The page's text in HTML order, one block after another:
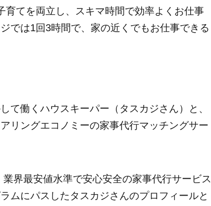
てを両立し、スキマ時間で効率よくお仕事
では1回3時間で、家の近くでもお仕事できる
て働くハウスキーパー（タスカジさん）と、
リングエコノミーの家事代行マッチングサー
界最安値水準で安心安全の家事代行サービス
ムにパスしたタスカジさんのプロフィールと